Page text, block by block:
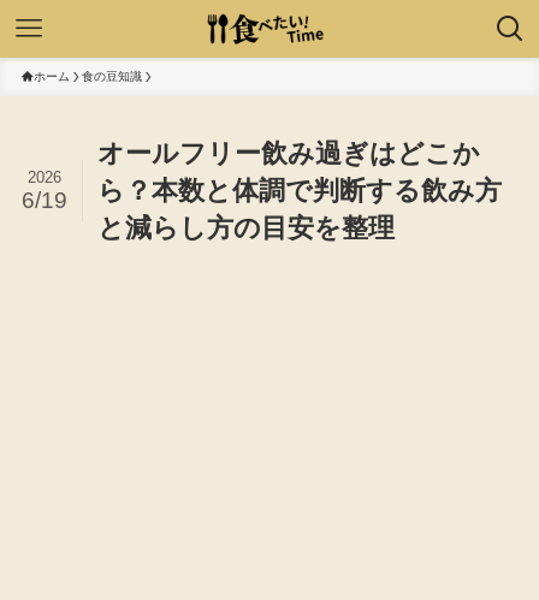
ホーム 食の豆知識
オールフリー飲み過ぎはどこか
ら？本数と体調で判断する飲み方
と減らし方の目安を整理
2026
6/19